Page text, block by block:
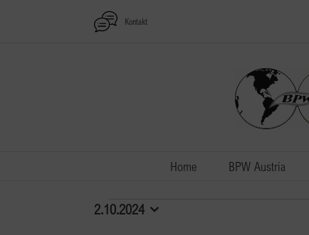
Kontakt
Home BPW Austria
Veranstaltungen
2.10.2024